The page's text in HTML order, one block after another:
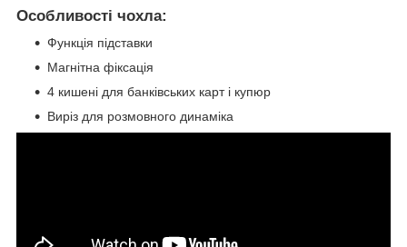
Особливості чохла:
Функція підставки
Магнітна фіксація
4 кишені для банківських карт і купюр
Виріз для розмовного динаміка